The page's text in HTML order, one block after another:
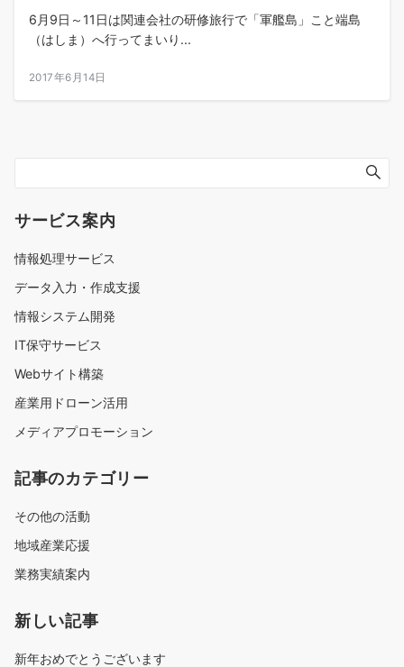
6月9日～11日は関連会社の研修旅行で「軍艦島」こと端島
（はしま）へ行ってまいり...
2017年6月14日
サービス案内
情報処理サービス
データ入力・作成支援
情報システム開発
IT保守サービス
Webサイト構築
産業用ドローン活用
メディアプロモーション
記事のカテゴリー
その他の活動
地域産業応援
業務実績案内
新しい記事
新年おめでとうございます